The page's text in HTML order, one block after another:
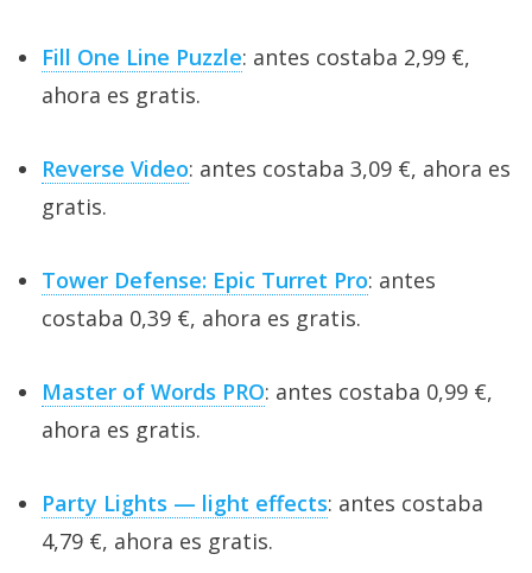
Fill One Line Puzzle: antes costaba 2,99 €,
ahora es gratis.
Reverse Video: antes costaba 3,09 €, ahora es
gratis.
Tower Defense: Epic Turret Pro: antes
costaba 0,39 €, ahora es gratis.
Master of Words PRO: antes costaba 0,99 €,
ahora es gratis.
Party Lights — light effects: antes costaba
4,79 €, ahora es gratis.